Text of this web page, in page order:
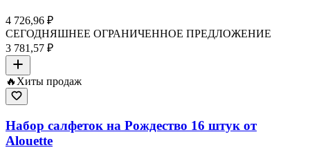
4 726,96 ₽
СЕГОДНЯШНЕЕ ОГРАНИЧЕННОЕ ПРЕДЛОЖЕНИЕ
3 781,57 ₽
🔥 Хиты продаж
Набор салфеток на Рождество 16 штук от
Alouette